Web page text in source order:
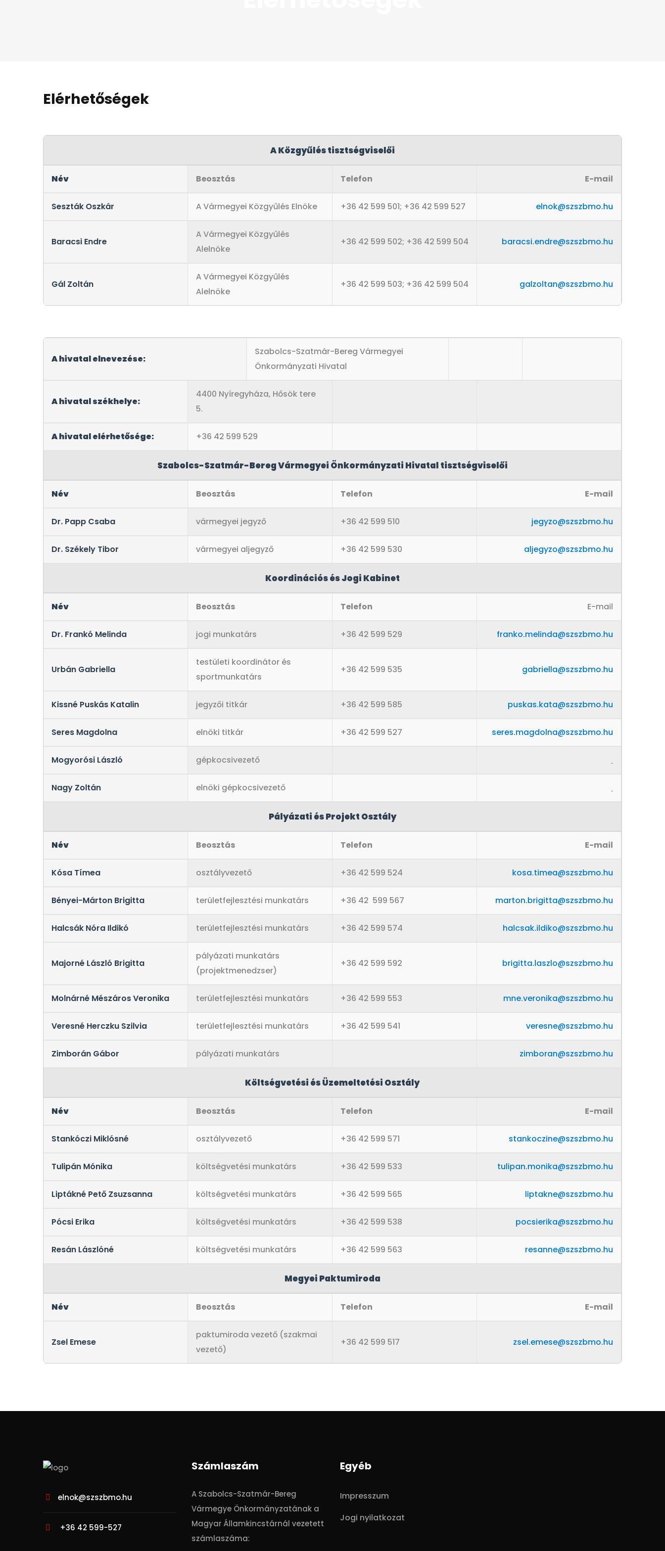
Elérhetőségek
A Közgyűlés tisztségviselői
Név Beosztás Telefon E-mail
Seszták Oszkár A Vármegyei Közgyűlés Elnöke +36 42 599 501; +36 42 599 527 elnok@szszbmo.hu
Baracsi Endre
A Vármegyei Közgyűlés
Alelnöke
+36 42 599 502; +36 42 599 504 baracsi.endre@szszbmo.hu
Gál Zoltán
A Vármegyei Közgyűlés
Alelnöke
+36 42 599 503; +36 42 599 504 galzoltan@szszbmo.hu
A hivatal elnevezése:
Szabolcs-Szatmár-Bereg Vármegyei
Önkormányzati Hivatal
A hivatal székhelye:
4400 Nyíregyháza, Hősök tere
5.
A hivatal elérhetősége: +36 42 599 529
Szabolcs-Szatmár-Bereg Vármegyei Önkormányzati Hivatal tisztségviselői
Név Beosztás Telefon E-mail
Dr. Papp Csaba vármegyei jegyző +36 42 599 510 jegyzo@szszbmo.hu
Dr. Székely Tibor vármegyei aljegyző +36 42 599 530 aljegyzo@szszbmo.hu
Koordinációs és Jogi Kabinet
Név Beosztás Telefon E-mail
Dr. Frankó Melinda jogi munkatárs +36 42 599 529 franko.melinda@szszbmo.hu
Urbán Gabriella
testületi koordinátor és
sportmunkatárs
+36 42 599 535 gabriella@szszbmo.hu
Kissné Puskás Katalin jegyzői titkár +36 42 599 585 puskas.kata@szszbmo.hu
Seres Magdolna elnöki titkár +36 42 599 527 seres.magdolna@szszbmo.hu
Mogyorósi László gépkocsivezető
Nagy Zoltán elnöki gépkocsivezető
Pályázati és Projekt Osztály
Név Beosztás Telefon E-mail
Kósa Tímea osztályvezető +36 42 599 524 kosa.timea@szszbmo.hu
Bényei-Márton Brigitta területfejlesztési munkatárs +36 42 599 567 marton.brigitta@szszbmo.hu
Halcsák Nóra Ildikó területfejlesztési munkatárs +36 42 599 574 halcsak.ildiko@szszbmo.hu
Majorné László Brigitta
pályázati munkatárs
(projektmenedzser)
+36 42 599 592 brigitta.laszlo@szszbmo.hu
Molnárné Mészáros Veronika területfejlesztési munkatárs +36 42 599 553 mne.veronika@szszbmo.hu
Veresné Herczku Szilvia területfejlesztési munkatárs +36 42 599 541 veresne@szszbmo.hu
Zimborán Gábor pályázati munkatárs zimboran@szszbmo.hu
Költségvetési és Üzemeltetési Osztály
Név Beosztás Telefon E-mail
Stankóczi Miklósné osztályvezető +36 42 599 571 stankoczine@szszbmo.hu
Tulipán Mónika költségvetési munkatárs +36 42 599 533 tulipan.monika@szszbmo.hu
Liptákné Pető Zsuzsanna költségvetési munkatárs +36 42 599 565 liptakne@szszbmo.hu
Pócsi Erika költségvetési munkatárs +36 42 599 538 pocsierika@szszbmo.hu
Resán Lászlóné költségvetési munkatárs +36 42 599 563 resanne@szszbmo.hu
Megyei Paktumiroda
Név Beosztás Telefon E-mail
Zsel Emese
paktumiroda vezető (szakmai
vezető)
+36 42 599 517 zsel.emese@szszbmo.hu
elnok@szszbmo.hu
+36 42 599-527
Számlaszám
A Szabolcs-Szatmár-Bereg
Vármegye Önkormányzatának a
Magyar Államkincstárnál vezetett
számlaszáma:
Egyéb
Impresszum
Jogi nyilatkozat